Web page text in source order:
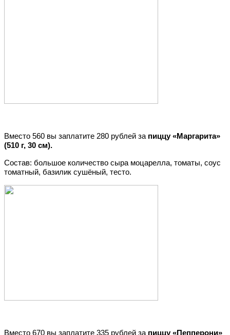
Вместо 560 вы заплатите 280 рублей за пиццу «Маргарита»
(510 г, 30 см).
Состав: большое количество сыра моцарелла, томаты, соус
томатный, базилик сушёный, тесто.
Вместо 670 вы заплатите 335 рублей за пиццу «Пепперони»